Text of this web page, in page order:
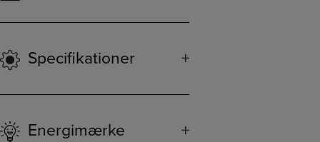
Specifikationer
Energimærke